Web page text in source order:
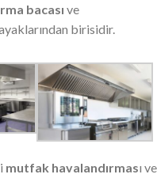
bacası ve
birisidir.
mutfak havalandırması ve